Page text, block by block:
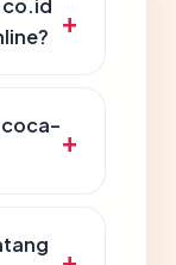
coca-